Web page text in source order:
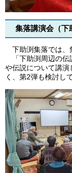
集落講演会（下
下助渕集落では、
「下助渕周辺の伝
や伝説について講演
く、第2弾も検討し